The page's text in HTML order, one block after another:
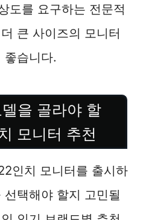
도를 요구하는 전문적
큰 사이즈의 모니터
좋습니다.
을 골라야 할
모니터 추천
인치 모니터를 출시하
택해야 할지 고민될